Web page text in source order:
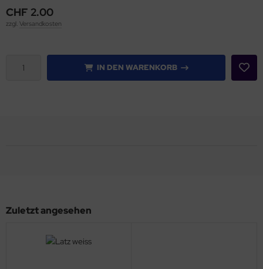
CHF 2.00
zzgl. Versandkosten
IN DEN WARENKORB
Zuletzt angesehen